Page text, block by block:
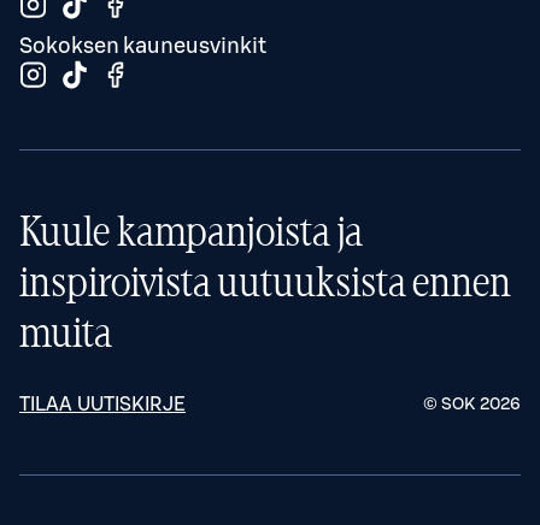
Sokoksen kauneusvinkit
Kuule kampanjoista ja
inspiroivista uutuuksista ennen
muita
TILAA UUTISKIRJE © SOK 2026